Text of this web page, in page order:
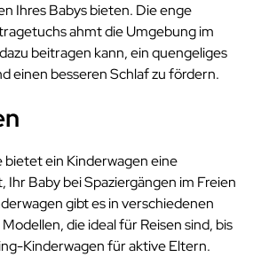
Ihres Babys bieten. Die enge
ahmt die Umgebung im
beitragen kann, ein quengeliges
einen besseren Schlaf zu fördern.
ein Kinderwagen eine
Baby bei Spaziergängen im Freien
gibt es in verschiedenen
die ideal für Reisen sind, bis
Kinderwagen für aktive Eltern.